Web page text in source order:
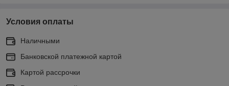
Условия оплаты
Наличными
Банковской платежной картой
Картой рассрочки